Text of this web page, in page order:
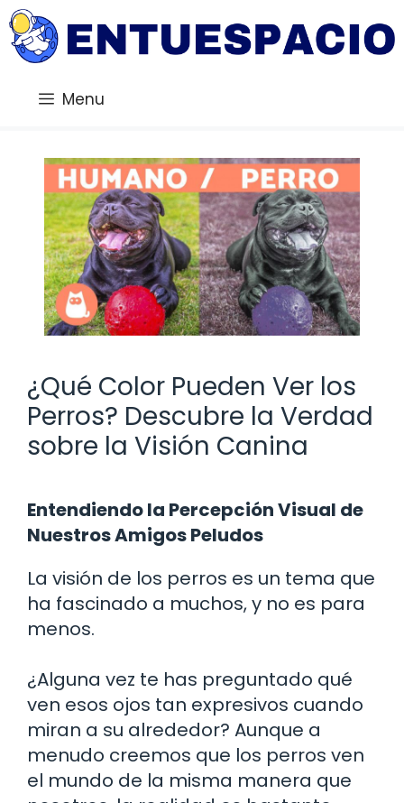
Saltar
al
contenido
Menu
¿Qué Color Pueden Ver los
Perros? Descubre la Verdad
sobre la Visión Canina
Entendiendo la Percepción Visual de
Nuestros Amigos Peludos
La visión de los perros es un tema que
ha fascinado a muchos, y no es para
menos.
¿Alguna vez te has preguntado qué
ven esos ojos tan expresivos cuando
miran a su alrededor? Aunque a
menudo creemos que los perros ven
el mundo de la misma manera que